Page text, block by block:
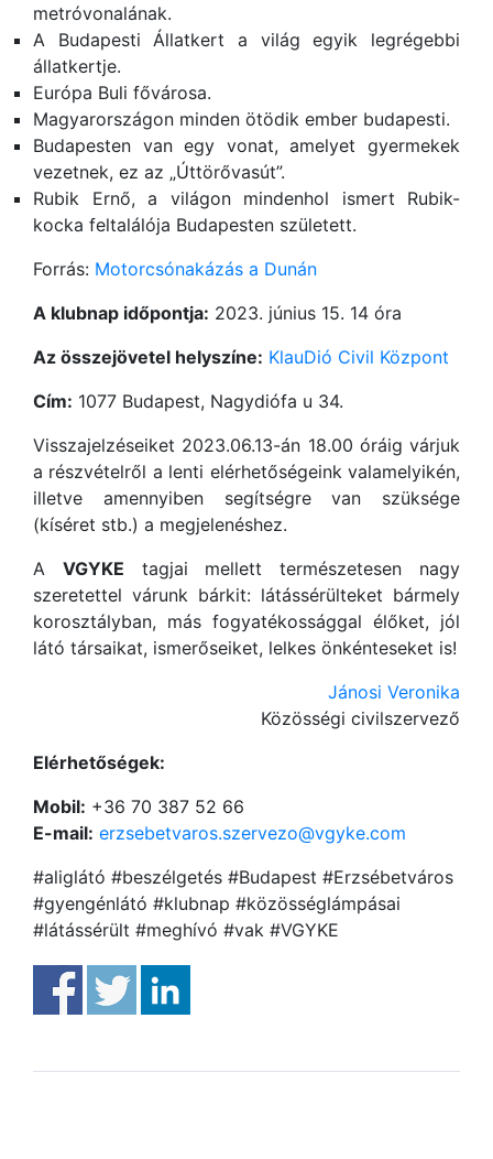
metróvonalának.
A Budapesti Állatkert a világ egyik legrégebbi
állatkertje.
Európa Buli fővárosa.
Magyarországon minden ötödik ember budapesti.
Budapesten van egy vonat, amelyet gyermekek
vezetnek, ez az „Úttörővasút”.
Rubik Ernő, a világon mindenhol ismert Rubik-
kocka feltalálója Budapesten született.
Forrás: Motorcsónakázás a Dunán
A klubnap időpontja: 2023. június 15. 14 óra
Az összejövetel helyszíne: KlauDió Civil Központ
Cím: 1077 Budapest, Nagydiófa u 34.
Visszajelzéseiket 2023.06.13-án 18.00 óráig várjuk
a részvételről a lenti elérhetőségeink valamelyikén,
illetve amennyiben segítségre van szüksége
(kíséret stb.) a megjelenéshez.
A VGYKE tagjai mellett természetesen nagy
szeretettel várunk bárkit: látássérülteket bármely
korosztályban, más fogyatékossággal élőket, jól
látó társaikat, ismerőseiket, lelkes önkénteseket is!
Jánosi Veronika
Közösségi civilszervező
Elérhetőségek:
Mobil: +36 70 387 52 66
E-mail: erzsebetvaros.szervezo@vgyke.com
#aliglátó #beszélgetés #Budapest #Erzsébetváros
#gyengénlátó #klubnap #közösséglámpásai
#látássérült #meghívó #vak #VGYKE